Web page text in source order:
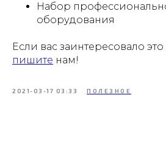
Набор
оборудования
Если вас заинтересовало
пишите нам!
2021-03-17 03:33 ПОЛЕЗНОЕ